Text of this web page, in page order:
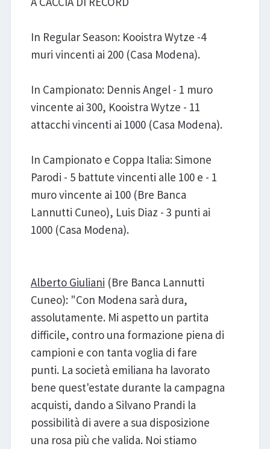
In Regular Season: Kooistra Wytze -4
muri vincenti ai 200 (Casa Modena).
In Campionato: Dennis Angel - 1 muro
vincente ai 300, Kooistra Wytze - 11
attacchi vincenti ai 1000 (Casa Modena).
In Campionato e Coppa Italia: Simone
Parodi - 5 battute vincenti alle 100 e - 1
muro vincente ai 100 (Bre Banca
Lannutti Cuneo), Luis Diaz - 3 punti ai
1000 (Casa Modena).
Alberto Giuliani (Bre Banca Lannutti
Cuneo): "Con Modena sarà dura,
assolutamente. Mi aspetto un partita
difficile, contro una formazione piena di
campioni e con tanta voglia di fare
punti. La società emiliana ha lavorato
bene quest'estate durante la campagna
acquisti, dando a Silvano Prandi la
possibilità di avere a sua disposizione
una rosa più che valida. Noi stiamo